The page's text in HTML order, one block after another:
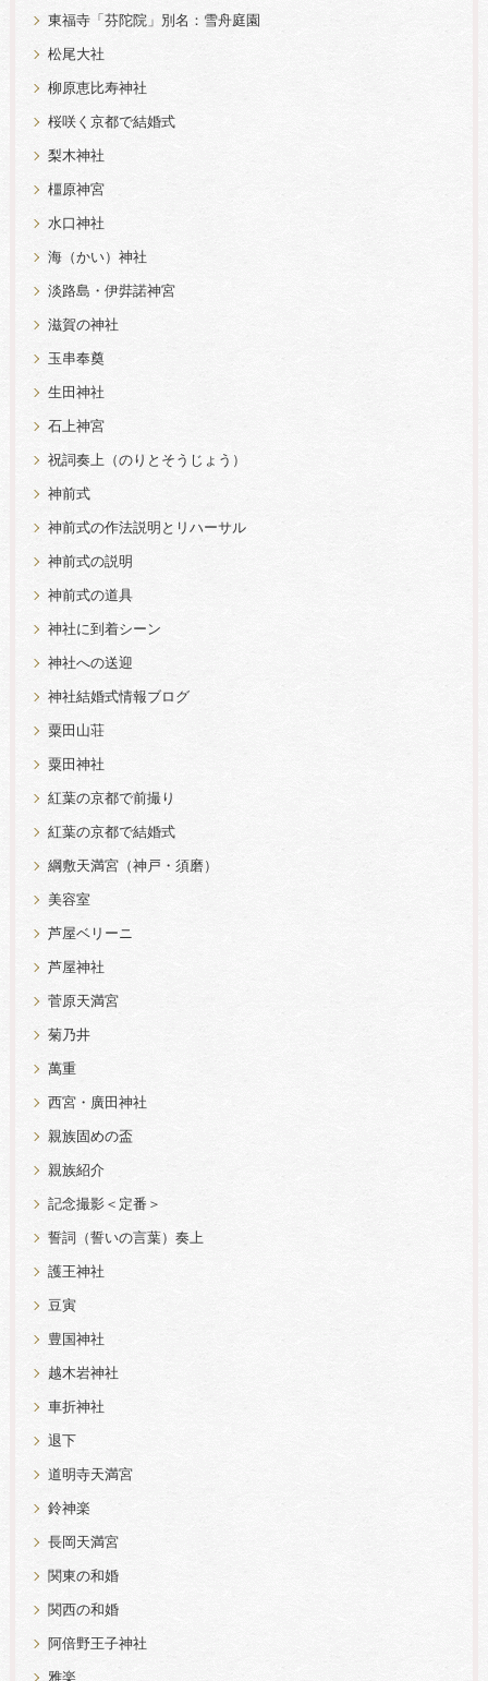
東福寺「芬陀院」別名：雪舟庭園
松尾大社
柳原恵比寿神社
桜咲く京都で結婚式
梨木神社
橿原神宮
水口神社
海（かい）神社
淡路島・伊弉諾神宮
滋賀の神社
玉串奉奠
生田神社
石上神宮
祝詞奏上（のりとそうじょう）
神前式
神前式の作法説明とリハーサル
神前式の説明
神前式の道具
神社に到着シーン
神社への送迎
神社結婚式情報ブログ
粟田山荘
粟田神社
紅葉の京都で前撮り
紅葉の京都で結婚式
綱敷天満宮（神戸・須磨）
美容室
芦屋ベリーニ
芦屋神社
菅原天満宮
菊乃井
萬重
西宮・廣田神社
親族固めの盃
親族紹介
記念撮影＜定番＞
誓詞（誓いの言葉）奏上
護王神社
豆寅
豊国神社
越木岩神社
車折神社
退下
道明寺天満宮
鈴神楽
長岡天満宮
関東の和婚
関西の和婚
阿倍野王子神社
雅楽